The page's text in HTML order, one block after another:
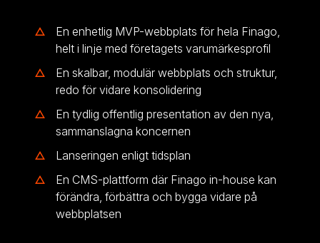
En enhetlig MVP-webbplats för hela Finago,
helt i linje med företagets varumärkesprofil
En skalbar, modulär webbplats och struktur,
redo för vidare konsolidering
En tydlig offentlig presentation av den nya,
sammanslagna koncernen
Lanseringen enligt tidsplan
En CMS-plattform där Finago in-house kan
förändra, förbättra och bygga vidare på
webbplatsen